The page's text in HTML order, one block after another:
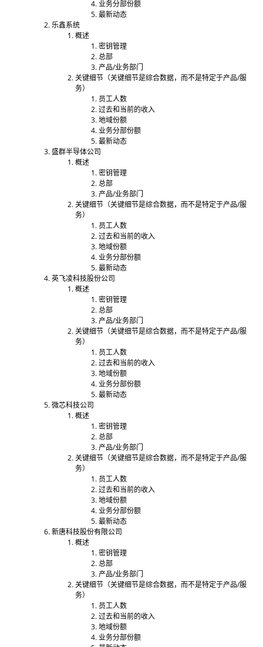
业务分部份额
最新动态
乐鑫系统
概述
密钥管理
总部
产品/业务部门
关键细节（关键细节是综合数据，而不是特定于产品/服
务）
员工人数
过去和当前的收入
地域份额
业务分部份额
最新动态
盛群半导体公司
概述
密钥管理
总部
产品/业务部门
关键细节（关键细节是综合数据，而不是特定于产品/服
务）
员工人数
过去和当前的收入
地域份额
业务分部份额
最新动态
英飞凌科技股份公司
概述
密钥管理
总部
产品/业务部门
关键细节（关键细节是综合数据，而不是特定于产品/服
务）
员工人数
过去和当前的收入
地域份额
业务分部份额
最新动态
微芯科技公司
概述
密钥管理
总部
产品/业务部门
关键细节（关键细节是综合数据，而不是特定于产品/服
务）
员工人数
过去和当前的收入
地域份额
业务分部份额
最新动态
新唐科技股份有限公司
概述
密钥管理
总部
产品/业务部门
关键细节（关键细节是综合数据，而不是特定于产品/服
务）
员工人数
过去和当前的收入
地域份额
业务分部份额